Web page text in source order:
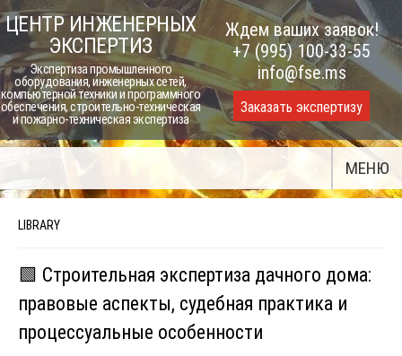
Skip
to
content
ЦЕНТР ИНЖЕНЕРНЫХ
ЭКСПЕРТИЗ
Экспертиза промышленного
оборудования, инженерных сетей,
компьютерной техники и программного
обеспечения, строительно-техническая
и пожарно-техническая экспертиза
Ждем ваших заявок!
+7 (995) 100-33-55
info@fse.ms
Заказать экспертизу
МЕНЮ
LIBRARY
🟩 Строительная экспертиза дачного дома:
правовые аспекты, судебная практика и
процессуальные особенности